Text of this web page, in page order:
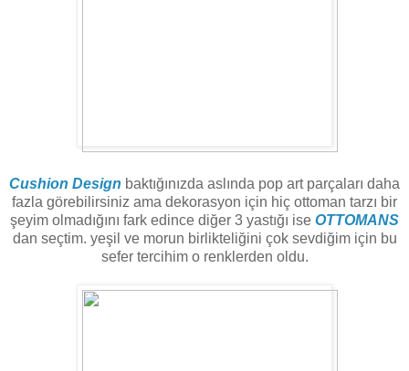
Cushion Design baktığınızda aslında pop art parçaları daha
fazla görebilirsiniz ama dekorasyon için hiç ottoman tarzı bir
şeyim olmadığını fark edince diğer 3 yastığı ise OTTOMANS
dan seçtim. yeşil ve morun birlikteliğini çok sevdiğim için bu
sefer tercihim o renklerden oldu.